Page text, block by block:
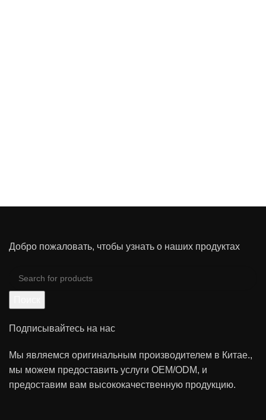
Добро пожаловать, чтобы узнать о наших продуктах
Подписывайтесь на нас
Мы являемся оригинальным производителем в Китае.,
мы можем предоставить услуги OEM/ODM, и
предоставим вам высококачественную продукцию.